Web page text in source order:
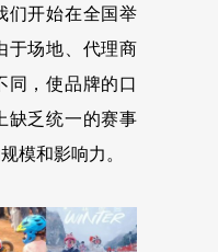
们开始在全国举
于场地、代理商
同，使品牌的口
缺乏统一的赛事
模和影响力。